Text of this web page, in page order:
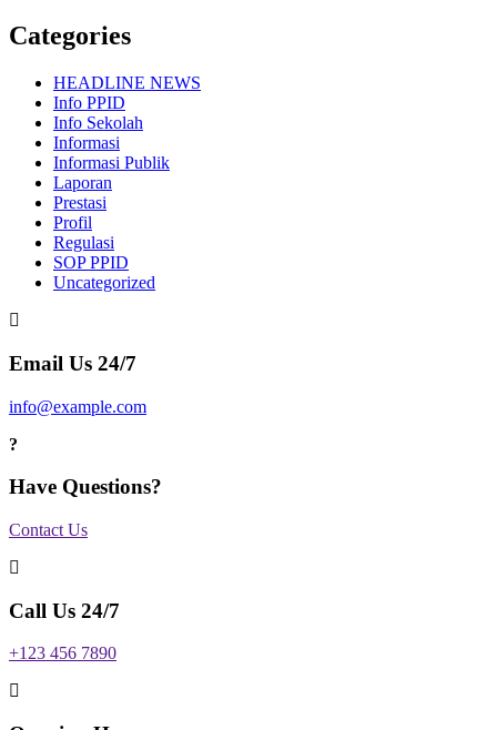
Categories
HEADLINE NEWS
Info PPID
Info Sekolah
Informasi
Informasi Publik
Laporan
Prestasi
Profil
Regulasi
SOP PPID
Uncategorized
Email Us 24/7
info@example.com
Have Questions?
Contact Us
Call Us 24/7
+123 456 7890